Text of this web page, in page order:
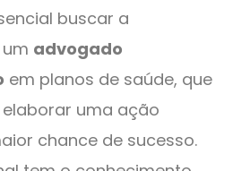
buscar a
advogado
em planos de saúde, que
uma ação
chance de sucesso.